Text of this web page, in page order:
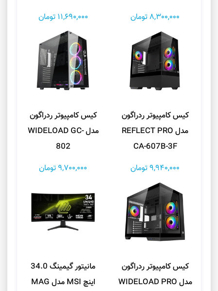
8,300,000 تومان
11,690,000 تومان
کیس کامپیوتر ردراگون
مدل REFLECT PRO
CA-607B-3F
9,940,000 تومان
کیس کامپیوتر ردراگون
مدل WIDELOAD GC-
802
9,700,000 تومان
کیس کامپیوتر ردراگون
مدل WIDELOAD PRO
مانیتور گیمینگ 34.0
اینچ MSI مدل MAG